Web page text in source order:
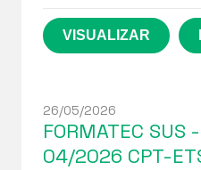
26/05/2026
FORMATEC SUS
04/2026 CPT-